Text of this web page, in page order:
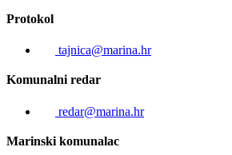
Protokol
tajnica@marina.hr
Komunalni redar
redar@marina.hr
Marinski komunalac